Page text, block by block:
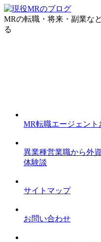
MRの転職・将来・副業な
る
MR転職エージェント
異業種営業職から外
体験談
サイトマップ
お問い合わせ